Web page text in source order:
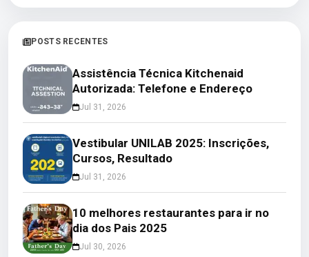
POSTS RECENTES
Assistência Técnica Kitchenaid
Autorizada: Telefone e Endereço
Jul 31, 2026
Vestibular UNILAB 2025: Inscrições,
Cursos, Resultado
Jul 31, 2026
10 melhores restaurantes para ir no
dia dos Pais 2025
Jul 30, 2026